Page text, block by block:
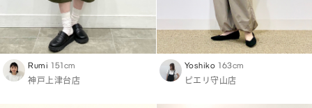
Rumi 151cm
神戸上津台店
Yoshiko 163cm
ピエリ守山店